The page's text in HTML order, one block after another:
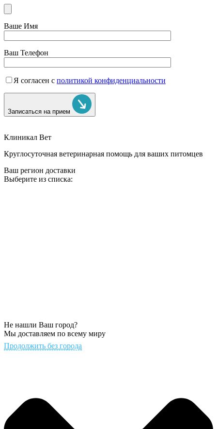
Ваше Имя
Ваш Телефон
Я согласен с политикой конфиденциальности
Записаться на прием
Клиникал Вет
Круглосуточная ветеринарная помощь для ваших питомцев
Ваш регион доставки
Выберите из списка:
Не нашли Ваш город?
Мы доставляем по всему миру
Продолжить без города